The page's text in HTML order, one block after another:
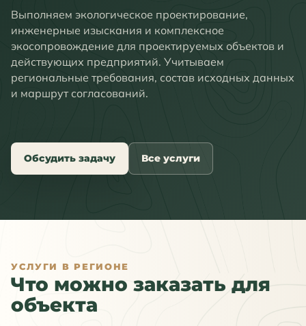
Выполняем экологическое проектирование,
инженерные изыскания и комплексное
экосопровождение для проектируемых объектов и
действующих предприятий. Учитываем
региональные требования, состав исходных данных
и маршрут согласований.
Обсудить задачу Все услуги
УСЛУГИ В РЕГИОНЕ
Что можно заказать для
объекта